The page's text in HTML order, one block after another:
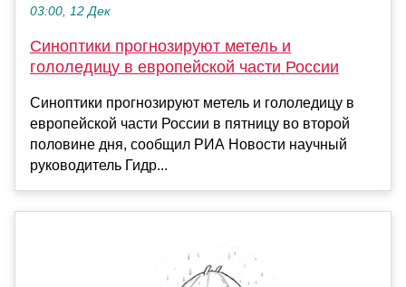
03:00, 12 Дек
Синоптики прогнозируют метель и
гололедицу в европейской части России
Синоптики прогнозируют метель и гололедицу в
европейской части России в пятницу во второй
половине дня, сообщил РИА Новости научный
руководитель Гидр...